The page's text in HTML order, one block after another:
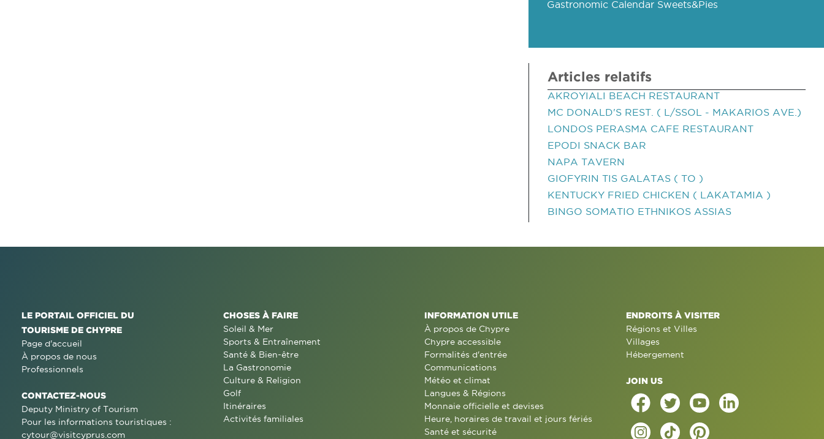
Gastronomic Calendar Sweets&Pies
Articles relatifs
AKROYIALI BEACH RESTAURANT
MC DONALD'S REST. ( L/SSOL - MAKARIOS AVE.)
LONDOS PERASMA CAFE RESTAURANT
EPODI SNACK BAR
NAPA TAVERN
GIOFYRIN TIS GALATAS ( TO )
KENTUCKY FRIED CHICKEN ( LAKATAMIA )
BINGO SOMATIO ETHNIKOS ASSIAS
LE PORTAIL OFFICIEL DU
TOURISME DE CHYPRE
Page d'accueil
À propos de nous
Professionnels
CONTACTEZ-NOUS
Deputy Ministry of Tourism
Pour les informations touristiques :
cytour@visitcyprus.com
CHOSES À FAIRE
Soleil & Mer
Sports & Entraînement
Santé & Bien-être
La Gastronomie
Culture & Religion
Golf
Itinéraires
Activités familiales
INFORMATION UTILE
À propos de Chypre
Chypre accessible
Formalités d'entrée
Communications
Météo et climat
Langues & Régions
Monnaie officielle et devises
Heure, horaires de travail et jours fériés
Santé et sécurité
ENDROITS À VISITER
Régions et Villes
Villages
Hébergement
JOIN US